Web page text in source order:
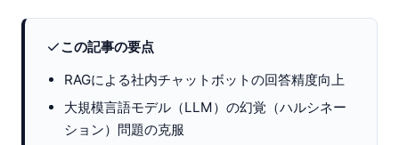
この記事の要点
RAGによる社内チャットボットの回答精度向上
大規模言語モデル（LLM）の幻覚（ハルシネー
ション）問題の克服